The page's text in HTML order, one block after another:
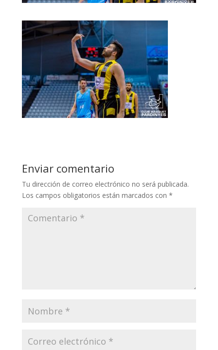
Enviar comentario
Tu dirección de correo electrónico no será publicada.
Los campos obligatorios están marcados con *